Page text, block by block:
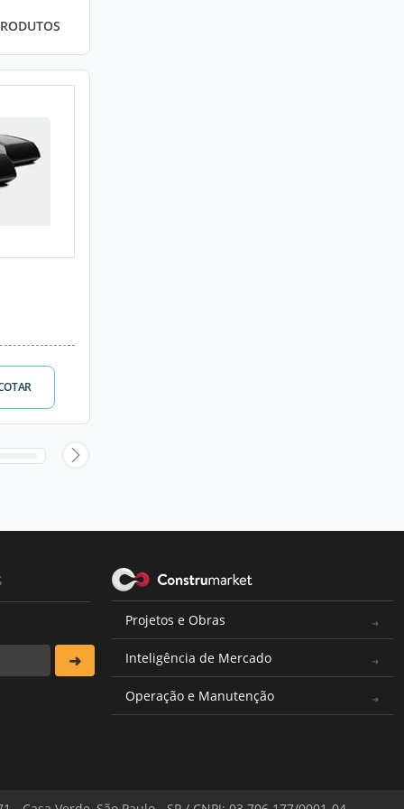
Projetos e Obras
Inteligência de Mercado
Operação e Manutenção